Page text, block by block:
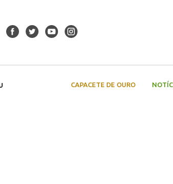
CAPACETE DE OURO